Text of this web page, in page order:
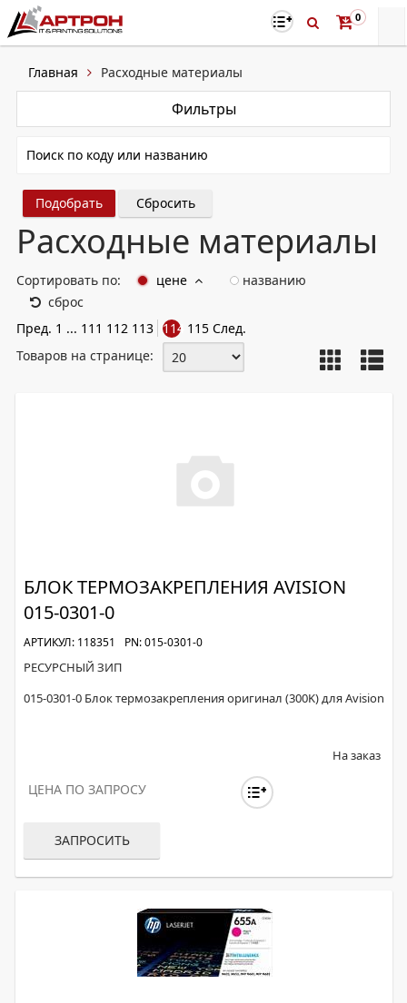
0
Главная Расходные материалы
Фильтры
Сбросить
Расходные материалы
Сортировать по: цене
названию
сброс
Пред. 1 ... 111 112 113 114 115 След.
Товаров на странице:
БЛОК ТЕРМОЗАКРЕПЛЕНИЯ AVISION
015-0301-0
АРТИКУЛ: 118351 PN: 015-0301-0
РЕСУРСНЫЙ ЗИП
015-0301-0 Блок термозакрепления оригинал (300K) для Avision
На заказ
ЦЕНА ПО ЗАПРОСУ
ЗАПРОСИТЬ